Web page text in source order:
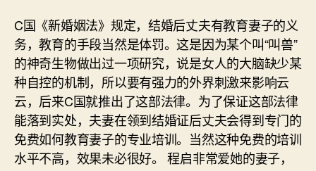
C国《新婚姻法》规定，结婚后丈夫有教育妻子的义
务，教育的手段当然是体罚。这是因为某个叫“叫兽”
的神奇生物做出过一项研究，说是女人的大脑缺少某
种自控的机制，所以要有强力的外界刺激来影响云
云，后来C国就推出了这部法律。为了保证这部法律
能落到实处，夫妻在领到结婚证后丈夫会得到专门的
免费如何教育妻子的专业培训。当然这种免费的培训
水平不高，效果未必很好。 程启非常爱她的妻子，